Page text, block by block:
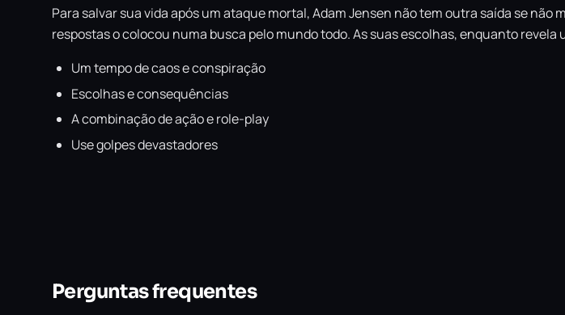
Para salvar sua vida após um ataque mortal, Adam Jensen não tem outra saída se
respostas o colocou numa busca pelo mundo todo. As suas escolhas, enquanto
Um tempo de caos e conspiração
Escolhas e consequências
A combinação de ação e role-play
Use golpes devastadores
Perguntas frequentes